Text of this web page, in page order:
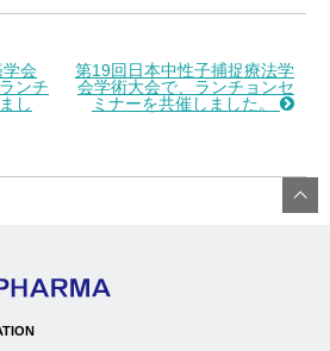
学会
ンチ
し
第19回日本中性子捕捉療法学
会学術大会で、ランチョンセ
ミナーを共催しました。